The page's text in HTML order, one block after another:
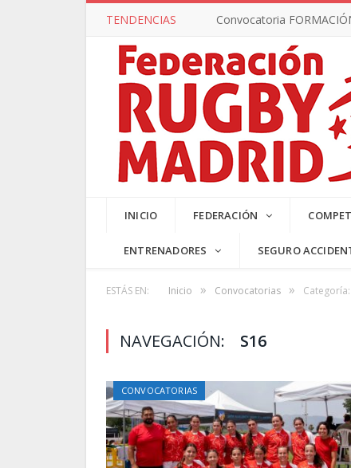
TENDENCIAS Convocatoria
SUB17
INICIO FEDERACIÓN
ENTRENADORES SEGURO
ESTÁS EN: Inicio » Convocatorias »
NAVEGACIÓN: S16
CONVOCATORIAS